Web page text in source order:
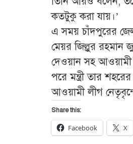
কতটুকু করা যায়।’
এ সময় চাঁদপুরের
মেয়র জিল্লুর
দেওয়ান সহ আওয়ামী
পরে মন্ত্রী তার
আওয়ামী লীগ
Share this:
Facebook X